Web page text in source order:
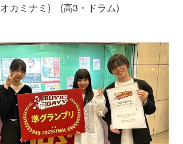
カミナミ) (高3・ドラム)